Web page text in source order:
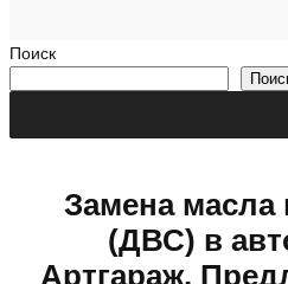
Поиск
Замена масла
(ДВС) в
Артгараж.